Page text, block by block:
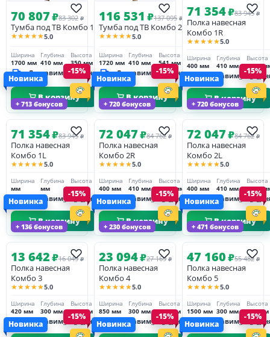
70 807₽83 302 ₽
Тумба под ТВ Комбо 1
★★★★★5.0
Ширина
1700 мм
Глубина
410 мм
Высота
350 мм
Доставим_за_3_дня
В корзину
116 531 ₽137 095 ₽
Тумба под ТВ Комбо 2
★★★★★5.0
Ширина
1720 мм
Глубина
410 мм
Высота
541 мм
Доставим_за_3_дня
В корзину
71 354₽83 945 ₽
Полка навесная
Комбо 1R
★★★★★5.0
Ширина
400 мм
Глубина
410 мм
Высота
1225
В корзину
+ 713 бонусов
Новинка
-15%
71 354₽83 945 ₽
Полка навесная
Комбо 1L
★★★★★5.0
Ширина
мм
Глубина
мм
Высота
мм
Доставим_за_3_дня
В корзину
+ 720 бонусов
Новинка
-15%
72 047₽84 762 ₽
Полка навесная
Комбо 2R
★★★★★5.0
Ширина
400 мм
Глубина
410 мм
Высота
1225 мм
Доставим_за_3_дня
В корзину
+ 720 бонусов
Новинка
-15%
72 047₽84 762 ₽
Полка навесная
Комбо 2L
★★★★★5.0
Ширина
400 мм
Глубина
410 мм
Высота
1225
В корзину
+ 136 бонусов
Новинка
-15%
13 642₽16 049 ₽
Полка навесная
Комбо 3
★★★★★5.0
Ширина
420 мм
Глубина
300 мм
Высота
260 мм
Доставим_за_3_дня
+ 230 бонусов
Новинка
-15%
23 094₽27 169 ₽
Полка навесная
Комбо 4
★★★★★5.0
Ширина
850 мм
Глубина
300 мм
Высота
260 мм
Доставим_за_3_дня
+ 471 бонусов
Новинка
-15%
47 160₽55 482 ₽
Полка навесная
Комбо 5
★★★★★5.0
Ширина
1500 мм
Глубина
300 мм
Высота
260 мм
Новинка
-15%
Новинка
-15%
Новинка
-15%